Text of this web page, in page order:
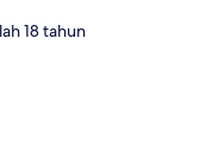
18 tahun